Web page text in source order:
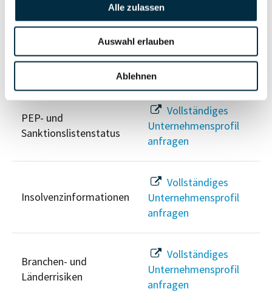
Alle zulassen
Auswahl erlauben
Ablehnen
anfragen
PEP- und
Sanktionslistenstatus
Vollständiges
Unternehmensprofil
anfragen
Insolvenzinformationen
Vollständiges
Unternehmensprofil
anfragen
Branchen- und
Länderrisiken
Vollständiges
Unternehmensprofil
anfragen